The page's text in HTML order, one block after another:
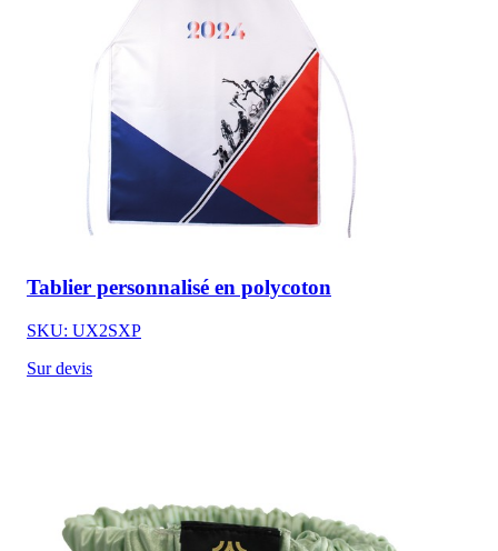
Tablier personnalisé en polycoton
SKU: UX2SXP
Sur devis